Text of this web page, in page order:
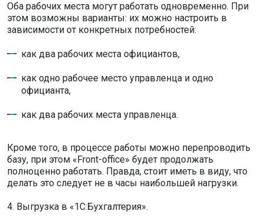
Оба рабочих места могут работать одновременно. При
этом возможны варианты: их можно настроить в
зависимости от конкретных потребностей:
как два рабочих места официантов,
как одно рабочее место управленца и одно
официанта,
как два рабочих места управленца.
Кроме того, в процессе работы можно перепроводить
базу, при этом «Front-office» будет продолжать
полноценно работать. Правда, стоит иметь в виду, что
делать это следует не в часы наибольшей нагрузки.
4. Выгрузка в «1С:Бухгалтерия».